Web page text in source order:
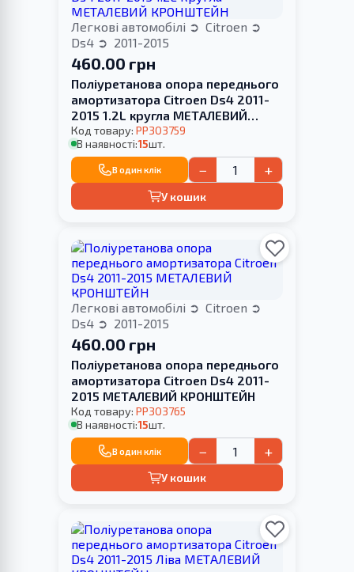
Легкові автомобілі
Citroen
Ds4
2011-2015
460.00 грн
Поліуретанова опора переднього
амортизатора Citroen Ds4 2011-
2015 1.2L кругла МЕТАЛЕВИЙ
КРОНШТЕЙН
Код товару: PP303759
В наявності:15шт.
В один клік − +
У кошик
Легкові автомобілі
Citroen
Ds4
2011-2015
460.00 грн
Поліуретанова опора переднього
амортизатора Citroen Ds4 2011-
2015 МЕТАЛЕВИЙ КРОНШТЕЙН
Код товару: PP303765
В наявності:15шт.
В один клік − +
У кошик